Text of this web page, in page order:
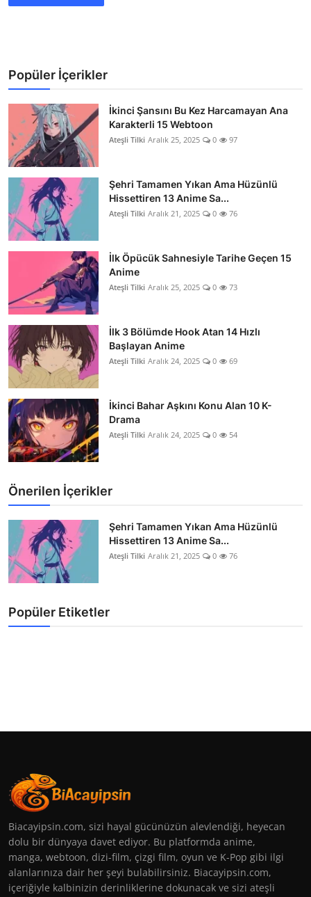
Popüler İçerikler
İkinci Şansını Bu Kez Harcamayan Ana
Karakterli 15 Webtoon
Ateşli Tilki Aralık 25, 2025 0 97
Şehri Tamamen Yıkan Ama Hüzünlü
Hissettiren 13 Anime Sa...
Ateşli Tilki Aralık 21, 2025 0 76
İlk Öpücük Sahnesiyle Tarihe Geçen 15
Anime
Ateşli Tilki Aralık 25, 2025 0 73
İlk 3 Bölümde Hook Atan 14 Hızlı
Başlayan Anime
Ateşli Tilki Aralık 24, 2025 0 69
İkinci Bahar Aşkını Konu Alan 10 K-
Drama
Ateşli Tilki Aralık 24, 2025 0 54
Önerilen İçerikler
Şehri Tamamen Yıkan Ama Hüzünlü
Hissettiren 13 Anime Sa...
Ateşli Tilki Aralık 21, 2025 0 76
Popüler Etiketler
Biacayipsin.com, sizi hayal gücünüzün alevlendiği, heyecan
dolu bir dünyaya davet ediyor. Bu platformda anime,
manga, webtoon, dizi-film, çizgi film, oyun ve K-Pop gibi ilgi
alanlarınıza dair her şeyi bulabilirsiniz. Biacayipsin.com,
içeriğiyle kalbinizin derinliklerine dokunacak ve sizi ateşli